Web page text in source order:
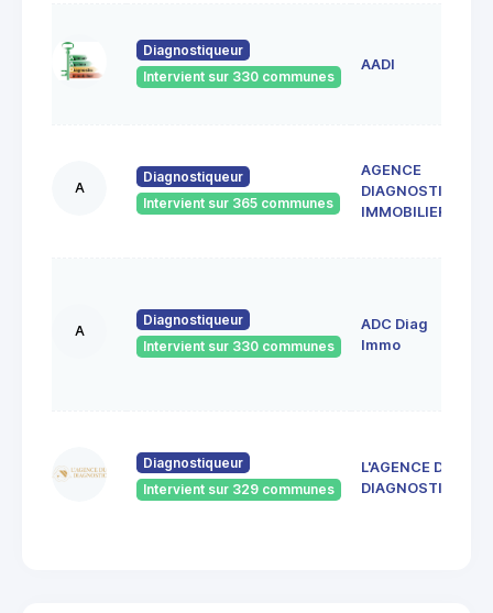
Diagnostiqueur
Intervient sur 330 communes
AADI
A
Diagnostiqueur
Intervient sur 365 communes
AGENCE
DIAGNOSTIC
IMMOBILIER
A
Diagnostiqueur
Intervient sur 330 communes
ADC Diag
Immo
Diagnostiqueur
Intervient sur 329 communes
L'AGENCE DU
DIAGNOSTIC